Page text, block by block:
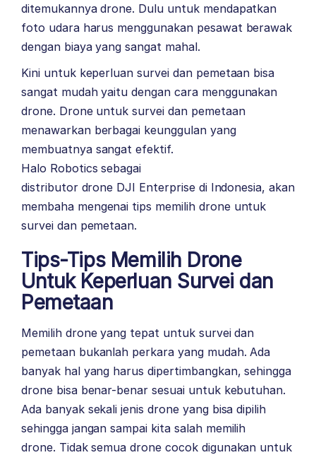
ditemukannya drone. Dulu untuk mendapatkan
foto udara harus menggunakan pesawat berawak
dengan biaya yang sangat mahal.
Kini untuk keperluan survei dan pemetaan bisa
sangat mudah yaitu dengan cara menggunakan
drone. Drone untuk survei dan pemetaan
menawarkan berbagai keunggulan yang
membuatnya sangat efektif.
Halo Robotics sebagai
distributor drone DJI Enterprisedi Indonesia, akan
membaha mengenai tips memilih drone untuk
survei dan pemetaan.
Tips-Tips Memilih Drone
Untuk Keperluan Survei dan
Pemetaan
Memilih drone yang tepat untuk survei dan
pemetaan bukanlah perkara yang mudah. Ada
banyak hal yang harus dipertimbangkan, sehingga
drone bisa benar-benar sesuai untuk kebutuhan.
Ada banyak sekali jenis drone yang bisa dipilih
sehingga jangan sampai kita salah memilih
drone. Tidak semua drone cocok digunakan untuk